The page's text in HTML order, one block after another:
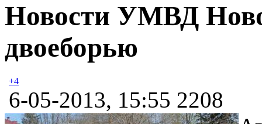
Новости УМВД
двоеборью
+4
6-05-2013, 15:55 2208